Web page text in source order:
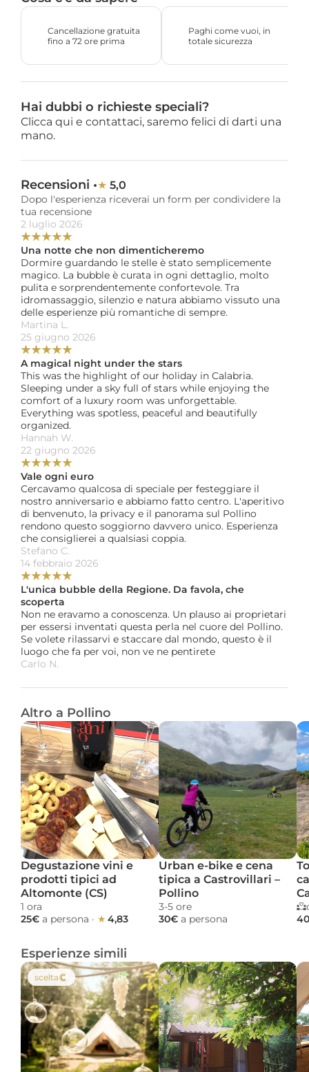
Cancellazione gratuita
fino a 72 ore prima
Paghi come vuoi, in
totale sicurezza
Hai dubbi o richieste speciali?
Clicca qui e contattaci, saremo felici di darti una
mano.
Recensioni •★ 5,0
Dopo l'esperienza riceverai un form per condividere la
tua recensione
2 luglio 2026
★★★★★
Una notte che non dimenticheremo
Dormire guardando le stelle è stato semplicemente
magico. La bubble è curata in ogni dettaglio, molto
pulita e sorprendentemente confortevole. Tra
idromassaggio, silenzio e natura abbiamo vissuto una
delle esperienze più romantiche di sempre.
Martina L.
25 giugno 2026
★★★★★
A magical night under the stars
This was the highlight of our holiday in Calabria.
Sleeping under a sky full of stars while enjoying the
comfort of a luxury room was unforgettable.
Everything was spotless, peaceful and beautifully
organized.
Hannah W.
22 giugno 2026
★★★★★
Vale ogni euro
Cercavamo qualcosa di speciale per festeggiare il
nostro anniversario e abbiamo fatto centro. L'aperitivo
di benvenuto, la privacy e il panorama sul Pollino
rendono questo soggiorno davvero unico. Esperienza
che consiglierei a qualsiasi coppia.
Stefano C.
14 febbraio 2026
★★★★★
L'unica bubble della Regione. Da favola, che
scoperta
Non ne eravamo a conoscenza. Un plauso ai proprietari
per essersi inventati questa perla nel cuore del Pollino.
Se volete rilassarvi e staccare dal mondo, questo è il
luogo che fa per voi, non ve ne pentirete
Carlo N.
Altro a Pollino
Degustazione vini e
prodotti tipici ad
Altomonte (CS)
1 ora
25€ a persona · ★ 4,83
Urban e-bike e cena
tipica a Castrovillari –
Pollino
3-5 ore
30€ a persona
Esperienze simili
scelta